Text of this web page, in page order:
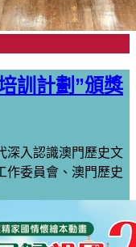
訓計劃”頒獎
深入認識澳門歷史文
作委員會、澳門歷史